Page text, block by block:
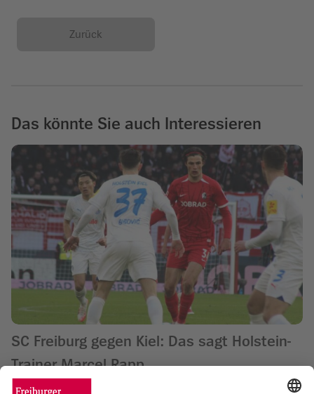
Zurück
Das könnte Sie auch Interessieren
SC Freiburg gegen Kiel: Das sagt Holstein-
Trainer Marcel Rapp